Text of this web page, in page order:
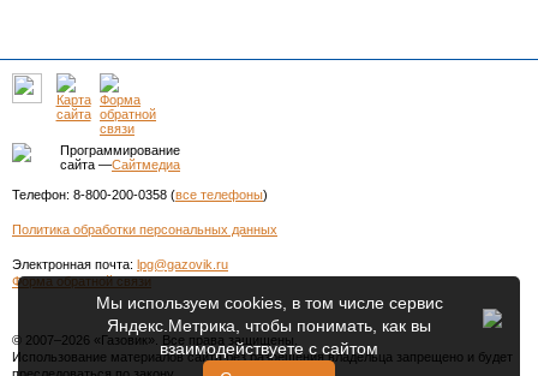
Программирование
сайта —Сайтмедиа
Телефон: 8-800-200-0358 (все телефоны)
Политика обработки персональных данных
Электронная почта: lpg@gazovik.ru
Форма обратной связи
© 2007–2026 «Газовик». Все права защищены.
Использование материалов сайта без разрешения владельца запрещено и будет
Мы используем cookies, в том числе сервис
Яндекс.Метрика, чтобы понимать, как вы
взаимодействуете с сайтом